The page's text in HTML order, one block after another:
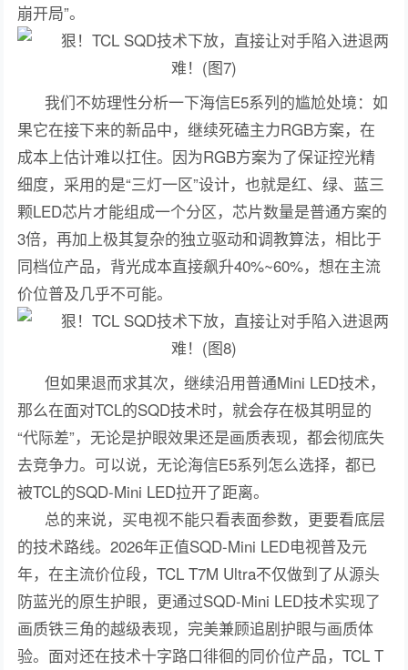
崩开局”。
我们不妨理性分析一下海信E5系列的尴尬处境：如
果它在接下来的新品中，继续死磕主力RGB方案，在
成本上估计难以扛住。因为RGB方案为了保证控光精
细度，采用的是“三灯一区”设计，也就是红、绿、蓝三
颗LED芯片才能组成一个分区，芯片数量是普通方案的
3倍，再加上极其复杂的独立驱动和调教算法，相比于
同档位产品，背光成本直接飙升40%~60%，想在主流
价位普及几乎不可能。
但如果退而求其次，继续沿用普通Mini LED技术，
那么在面对TCL的SQD技术时，就会存在极其明显的
“代际差”，无论是护眼效果还是画质表现，都会彻底失
去竞争力。可以说，无论海信E5系列怎么选择，都已
被TCL的SQD-Mini LED拉开了距离。
总的来说，买电视不能只看表面参数，更要看底层
的技术路线。2026年正值SQD-Mini LED电视普及元
年，在主流价位段，TCL T7M Ultra不仅做到了从源头
防蓝光的原生护眼，更通过SQD-Mini LED技术实现了
画质铁三角的越级表现，完美兼顾追剧护眼与画质体
验。面对还在技术十字路口徘徊的同价位产品，TCL T